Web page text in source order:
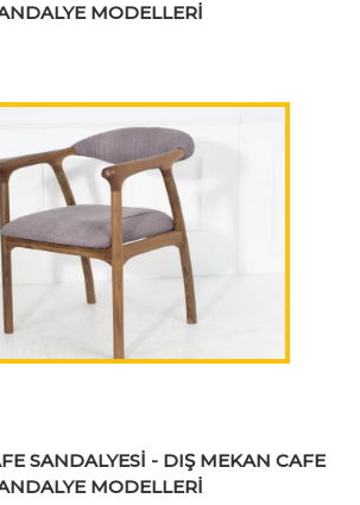
MODELLERİ
SANDALYESİ - DIŞ MEKAN CAFE
MODELLERİ